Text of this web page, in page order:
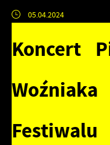
05.04.2024
Koncert
Woźniaka